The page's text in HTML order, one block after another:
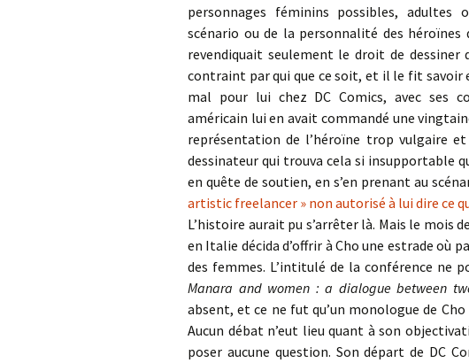
personnages féminins possibles, adultes
scénario ou de la personnalité des
revendiquait seulement le droit de dessiner
contraint par qui que ce soit, et il le fit savoir
mal pour lui chez DC Comics, avec ses
américain lui en avait commandé une
représentation de l’héroïne trop vulgaire
dessinateur qui trouva cela si insupportable
en quête de soutien, en s’en prenant au
artistic freelancer » non autorisé à lui dire ce
L’histoire aurait pu s’arrêter là. Mais le mois
en Italie décida d’offrir à Cho une estrade où
des femmes. L’intitulé de la conférence ne
Manara and women : a dialogue between
absent, et ce ne fut qu’un monologue de
Aucun débat n’eut lieu quant à son
poser aucune question. Son départ de DC